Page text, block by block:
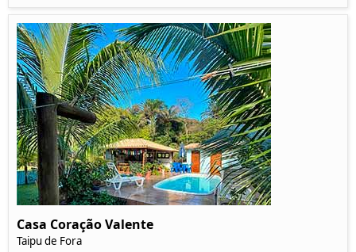
Casa Coração Valente
Taipu de Fora